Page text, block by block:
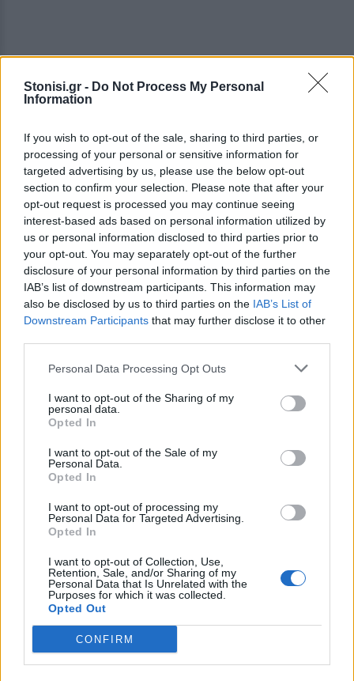
Stonisi.gr - Do Not Process My Personal
Information
If you wish to opt-out of the sale, sharing to third parties, or
processing of your personal or sensitive information for
targeted advertising by us, please use the below opt-out
section to confirm your selection. Please note that after your
opt-out request is processed you may continue seeing
interest-based ads based on personal information utilized by
us or personal information disclosed to third parties prior to
your opt-out. You may separately opt-out of the further
disclosure of your personal information by third parties on the
IAB’s list of downstream participants. This information may
also be disclosed by us to third parties on the IAB’s List of
Downstream Participants that may further disclose it to other
Personal Data Processing Opt Outs
I want to opt-out of the Sharing of my
personal data.
Opted In
I want to opt-out of the Sale of my
Personal Data.
Opted In
I want to opt-out of processing my
Personal Data for Targeted Advertising.
Opted In
I want to opt-out of Collection, Use,
Retention, Sale, and/or Sharing of my
Personal Data that Is Unrelated with the
Purposes for which it was collected.
Opted Out
CONFIRM
Εκεί πολεμήσανε οι μισοί. Πολεμήσανε τους
άλλους μισούς. Οι εχθροί που ματοκυλιστήκαν με
τους «δικούς μας». Και σαν τα μαχαίρια
στομώσανε, από κρέας ανθρώπινο, ο μοναχικός
στίχος του Αρχίλοχου ψάλθηκε (κι εκεί ο Πάριος
ανηφόρισε μόνος ένας με δύναμη ολόκληρη
χορού). «Κοπόεν ξίφος». Πάει το ξίφος, στόμωσε...
«Επτά γαρ νεκρών πεσόντων, ους εμάρψαμεν
φονιάδες, γίναμε χίλιοι...
Οι φονιάδες θα είμαστε όλοι; Θα συρθούμε στης
πατρίδας το χαμό για έναν τζίρο σε ένα μαγαζί,
για μια θέση στη Βουλή, για μια καρέκλα στο
πάνθεον των ηρώων, για ένα «κλέος», ένα
Μελετάτε τον Αρχίλοχο. Στον παγωμένο αγέρα
που σου δροσίζει το κούτελο και στον ανοιξιάτικο
ήλιο που επιμένει πως στα δύσκολα ο Αρχίλοχος, οι
φαντάροι τού «ομπρός» θα είστε μονάχοι...
Ψάλλοντες:
«Δεν τον μπορώ το Στρατηγό που κάνει τον
καμπόσο
κι απλώνει τις ποδάρες του,